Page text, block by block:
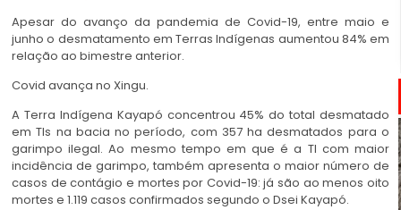
Apesar do avanço da pandemia de Covid-19, entre maio e
junho o desmatamento em Terras Indígenas aumentou 84% em
relação ao bimestre anterior.
Covid avança no Xingu.
A Terra Indígena Kayapó concentrou 45% do total desmatado
em TIs na bacia no período, com 357 ha desmatados para o
garimpo ilegal. Ao mesmo tempo em que é a TI com maior
incidência de garimpo, também apresenta o maior número de
casos de contágio e mortes por Covid-19: já são ao menos oito
mortes e 1.119 casos confirmados segundo o Dsei Kayapó.